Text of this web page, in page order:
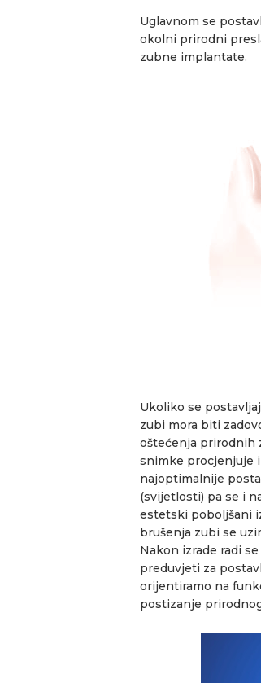
Uglavnom se
okolni prirodni
zubne implantate.
Ukoliko se
zubi mora biti
oštećenja prirodnih
snimke procjenjuje
najoptimalnije
(svijetlosti) pa se i
estetski poboljšani
brušenja zubi se
Nakon izrade radi
preduvjeti za
orijentiramo na
postizanje